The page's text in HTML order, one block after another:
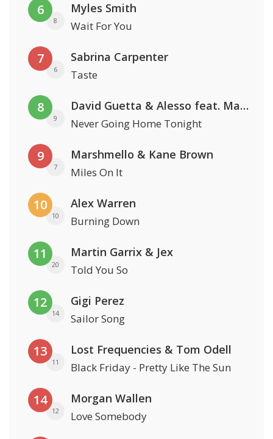
6
8
Myles Smith
Wait For You
7
6
Sabrina Carpenter
Taste
8
9
David Guetta & Alesso feat. Madison Love
Never Going Home Tonight
9
7
Marshmello & Kane Brown
Miles On It
10
10
Alex Warren
Burning Down
11
20
Martin Garrix & Jex
Told You So
12
14
Gigi Perez
Sailor Song
13
11
Lost Frequencies & Tom Odell
Black Friday - Pretty Like The Sun
14
12
Morgan Wallen
Love Somebody